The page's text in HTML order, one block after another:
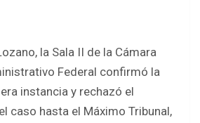
la Sala II de la Cámara
Federal confirmó la
instancia y rechazó el
caso hasta el Máximo Tribunal,